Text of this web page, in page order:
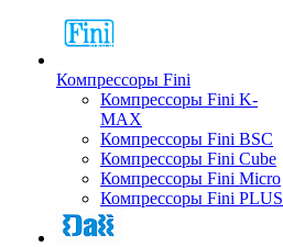
Компрессоры Fini
Компрессоры Fini K-
MAX
Компрессоры Fini BSC
Компрессоры Fini Cube
Компрессоры Fini Micro
Компрессоры Fini PLUS